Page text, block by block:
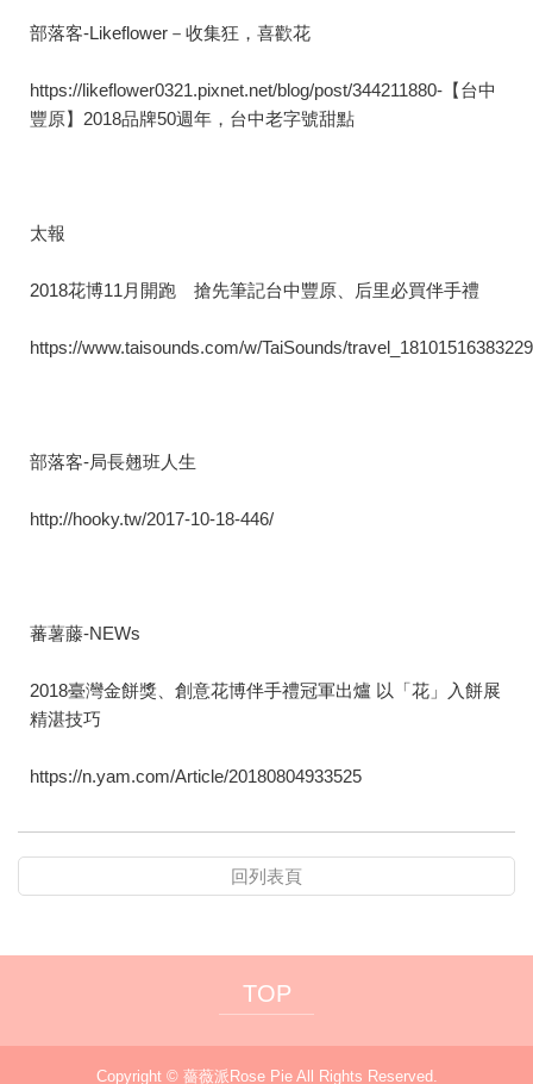
部落客-Likeflower－收集狂，喜歡花
https://likeflower0321.pixnet.net/blog/post/344211880-【台中
豐原】2018品牌50週年，台中老字號甜點
太報
2018花博11月開跑 搶先筆記台中豐原、后里必買伴手禮
https://www.taisounds.com/w/TaiSounds/
部落客-局長翹班人生
http://hooky.tw/2017-10-18-446/
蕃薯藤-NEWs
2018臺灣金餅獎、創意花博伴手禮冠軍出爐 以「花」入餅展
精湛技巧
https://n.yam.com/Article/20180804933525
回列表頁
TOP
Copyright © 薔薇派Rose PieAll Rights Reserved.